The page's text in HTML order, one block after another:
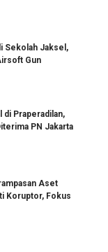
Sekolah Jaksel,
Gun
di Praperadilan,
PN Jakarta
Aset
Koruptor, Fokus